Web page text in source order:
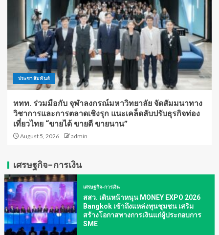
ประชาสัมพันธ์
ททท. ร่วมมือกับ จุฬาลงกรณ์มหาวิทยาลัย จัดสัมมนาทาง
วิชาการและการตลาดเชิงรุก แนะเคล็ดลับปรับธุรกิจท่อง
เที่ยวไทย “ขายได้ ขายดี ขายนาน”
August 5, 2026 admin
เศรษฐกิจ-การเงิน
เศรษฐกิจ-การเงิน
สสว. เดินหน้าหนุน MONEY EXPO 2026
Bangkok เข้าถึงแหล่งทุนชุมชน เสริม
สร้างโอกาสทางการเงินแก่ผู้ประกอบการ
SME